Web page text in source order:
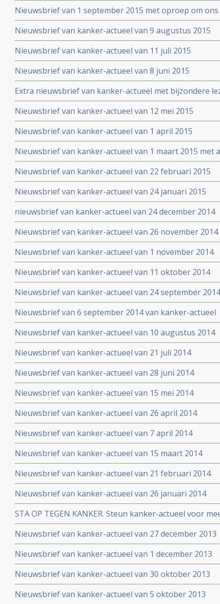
Nieuwsbrief van 1 september 2015 met oproep om
Nieuwsbrief van kanker-actueel van 9 augustus 2015
Nieuwsbrief van kanker-actueel van 11 juli 2015
Nieuwsbrief van kanker-actueel van 8 juni 2015
Extra nieuwsbrief van kanker-actueel met bijzondere
Truth about cancer: Step outside the box op 25 mei
symposium
Nieuwsbrief van kanker-actueel van 12 mei 2015
Nieuwsbrief van kanker-actueel van 1 april 2015
Nieuwsbrief van kanker-actueel van 1 maart 2015 met
wetenschappelijk bewezen niet-toxische middelen en
Nieuwsbrief van kanker-actueel van 22 februari 2015
Nieuwsbrief van kanker-actueel van 24 januari 2015
nieuwsbrief van kanker-actueel van 24 december 2014
Nieuwsbrief van kanker-actueel van 26 november 2014
Nieuwsbrief van kanker-actueel van 1 november 2014
Nieuwsbrief van kanker-actueel van 11 oktober 2014
Nieuwsbrief van kanker-actueel van 24 september 2014
Nieuwsbrief van 6 september 2014 van kanker-actueel
Nieuwsbrief van kanker-actueel van 10 augustus 2014
Nieuwsbrief van kanker-actueel van 21 juli 2014
Nieuwsbrief van kanker-actueel van 28 juni 2014
Nieuwsbrief van kanker-actueel van 15 mei 2014
Nieuwsbrief van kanker-actueel van 26 april 2014
Nieuwsbrief van kanker-actueel van 7 april 2014
Nieuwsbrief van kanker-actueel van 15 maart 2014
Nieuwsbrief van kanker-actueel van 21 februari 2014
Nieuwsbrief van kanker-actueel van 26 januari 2014
STA OP TEGEN KANKER. Steun kanker-actueel voor
naar niet-toxische middelen en behandelingen
Nieuwsbrief van kanker-actueel van 27 december 2013
Nieuwsbrief van kanker-actueel van 1 december 2013
Nieuwsbrief van kanker-actueel van 30 oktober 2013
Nieuwsbrief van kanker-actueel van 5 oktober 2013